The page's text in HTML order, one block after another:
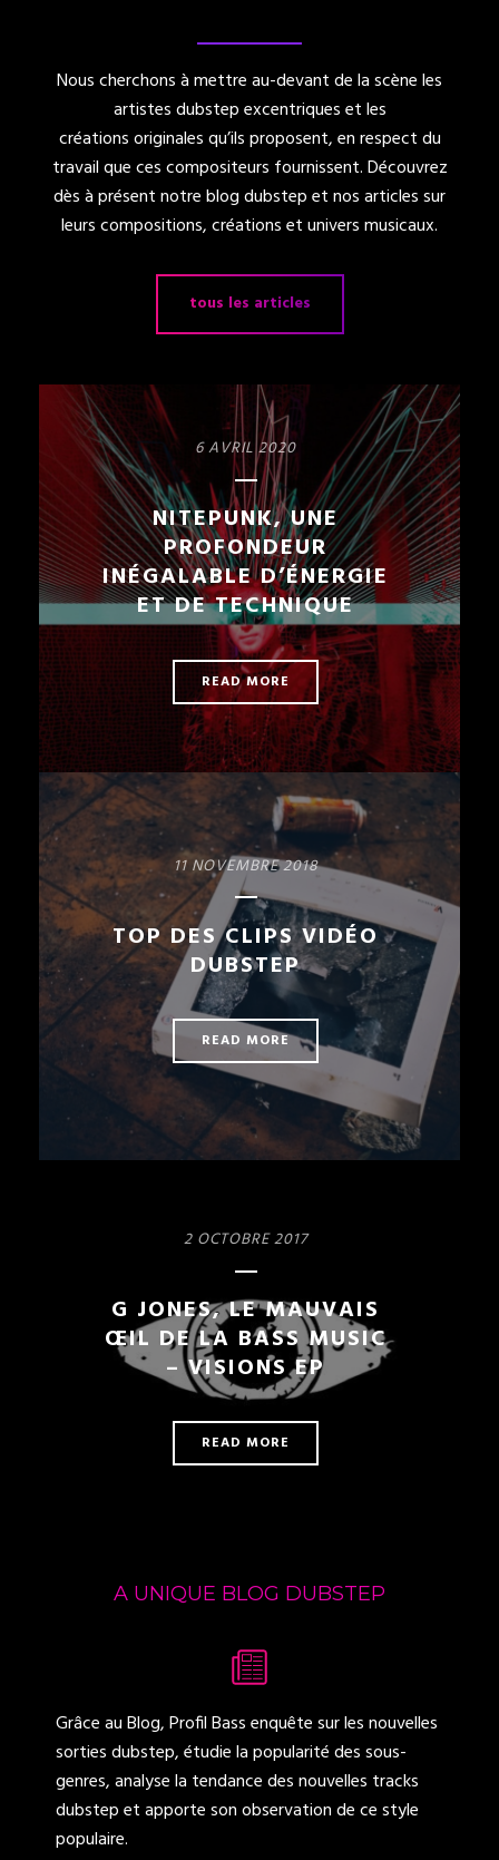
Nous cherchons à mettre au-devant de la scène les
artistes dubstep excentriques et les
créations originales qu’ils proposent, en respect du
travail que ces compositeurs fournissent. Découvrez
dès à présent notreblog dubstepet nos articles sur
leurs compositions, créations et univers musicaux.
tous les articles
6 AVRIL 2020
NITEPUNK, UNE
PROFONDEUR
INÉGALABLE D’ÉNERGIE
ET DE TECHNIQUE
READ MORE
11 NOVEMBRE 2018
TOP DES CLIPS VIDÉO
DUBSTEP
READ MORE
2 OCTOBRE 2017
G JONES, LE MAUVAIS
ŒIL DE LA BASS MUSIC
– VISIONS EP
READ MORE
A UNIQUE BLOG DUBSTEP
Grâce au Blog, Profil Bass enquête sur les nouvelles
sorties dubstep, étudie la popularité des sous-
genres, analyse la tendance des nouvelles tracks
dubstep et apporte son observation de ce style
populaire.